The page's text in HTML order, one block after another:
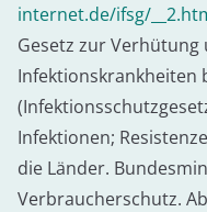
internet.de/ifsg/
Gesetz zur
Infektionskrankheiten
Infektionen;
die Länder.
Verbraucherschutz.